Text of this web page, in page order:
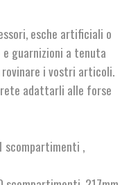
esche artificiali o
guarnizioni a tenuta
rovinare i vostri articoli.
adattarli alle forse
scompartimenti ,